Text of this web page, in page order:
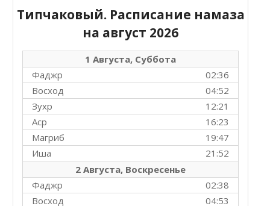
Типчаковый. Расписание намаза
на август 2026
1 Августа, Суббота
02:36
Фаджр
04:52
Восход
12:21
Зухр
16:23
Аср
19:47
Магриб
21:52
Иша
2 Августа, Воскресенье
02:38
Фаджр
04:53
Восход